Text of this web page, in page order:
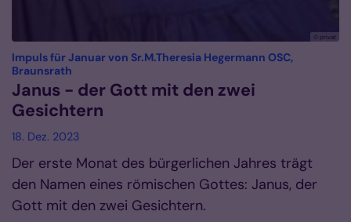
© privat
Impuls für Januar von Sr.M.Theresia Hegermann OSC,
Braunsrath
Janus - der Gott mit den zwei
Gesichtern
18. Dez. 2023
Der erste Monat des bürgerlichen Jahres trägt
den Namen eines römischen Gottes: Janus, der
Gott mit den zwei Gesichtern.